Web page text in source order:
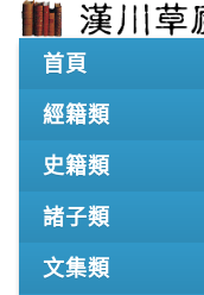
首頁
經籍類
史籍類
諸子類
文集類